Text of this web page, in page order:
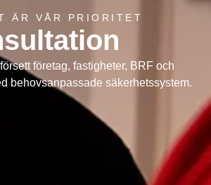
ÄR VÅR PRIORITET
företag, fastigheter, BRF och
behovsanpassade säkerhetssystem.